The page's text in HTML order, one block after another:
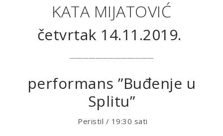
KATA MIJATOVIĆ
četvrtak 14.11.2019.
performans ”Buđenje u
Splitu”
Peristil / 19:30 sati